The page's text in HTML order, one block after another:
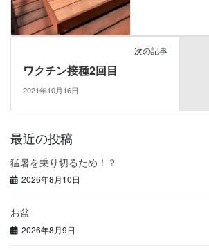
次の記事
ワクチン接種2回目
2021年10月16日
最近の投稿
猛暑を乗り切るため！？
2026年8月10日
お盆
2026年8月9日